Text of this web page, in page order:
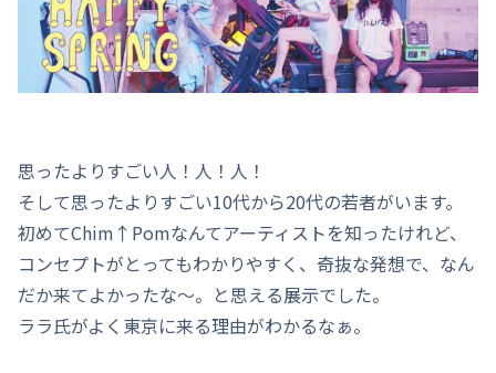
思ったよりすごい人！人！人！
そして思ったよりすごい10代から20代の若者がいます。
初めてChim↑Pomなんてアーティストを知ったけれど、
コンセプトがとってもわかりやすく、奇抜な発想で、なん
だか来てよかったな～。と思える展示でした。
ララ氏がよく東京に来る理由がわかるなぁ。